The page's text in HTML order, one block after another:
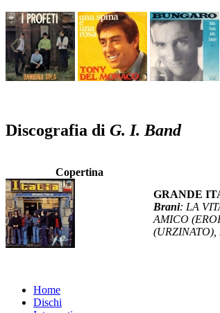
Discografia di G. I. Band
Copertina
GRANDE
Brani: LA
AMICO
Home
Dischi